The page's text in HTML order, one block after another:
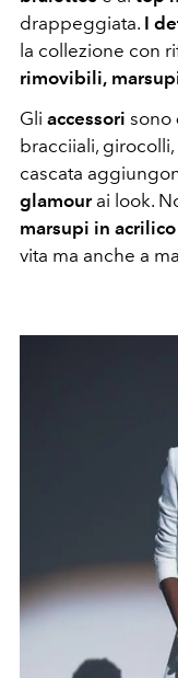
drappeggiata. I
la collezione con
rimovibili,
Gli accessori sono
bracciiali,
cascata
glamourai look.
marsupi in acrilico
vita ma anche a